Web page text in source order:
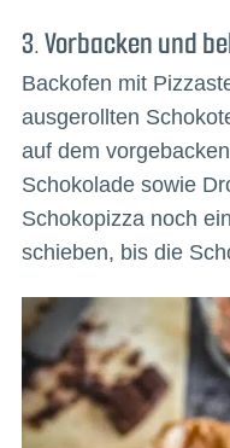
3. Vorbacken und
Backofen mit
ausgerollten
auf dem
Schokolade sowie
Schokopizza noch
schieben, bis die